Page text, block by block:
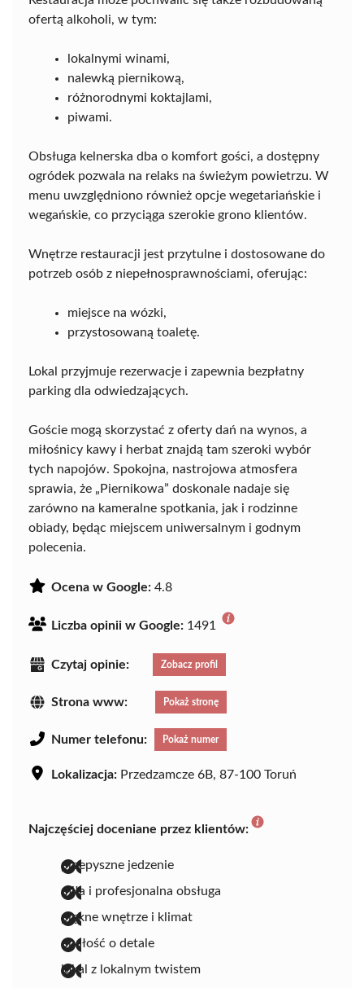
ofertą alkoholi, w tym:
lokalnymi winami,
nalewką piernikową,
różnorodnymi koktajlami,
piwami.
Obsługa kelnerska dba o komfort gości, a dostępny
ogródek pozwala na relaks na świeżym powietrzu. W
menu uwzględniono również opcje wegetariańskie i
wegańskie, co przyciąga szerokie grono klientów.
Wnętrze restauracji jest przytulne i dostosowane do
potrzeb osób z niepełnosprawnościami, oferując:
miejsce na wózki,
przystosowaną toaletę.
Lokal przyjmuje rezerwacje i zapewnia bezpłatny
parking dla odwiedzających.
Goście mogą skorzystać z oferty dań na wynos, a
miłośnicy kawy i herbat znajdą tam szeroki wybór
tych napojów. Spokojna, nastrojowa atmosfera
sprawia, że „Piernikowa” doskonale nadaje się
zarówno na kameralne spotkania, jak i rodzinne
obiady, będąc miejscem uniwersalnym i godnym
polecenia.
Ocena w Google: 4.8
Liczba opinii w Google: 1491
Czytaj opinie: Zobacz profil
Strona www: Pokaż stronę
Numer telefonu: Pokaż numer
Lokalizacja: Przedzamcze 6B, 87-100 Toruń
Najczęściej doceniane przez klientów:
przepyszne jedzenie
miła i profesjonalna obsługa
piękne wnętrze i klimat
dbałość o detale
lokal z lokalnym twistem